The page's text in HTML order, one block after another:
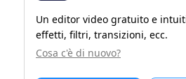
Un editor video gratuito e
effetti, filtri, transizioni, ecc.
Cosa c'è di nuovo?